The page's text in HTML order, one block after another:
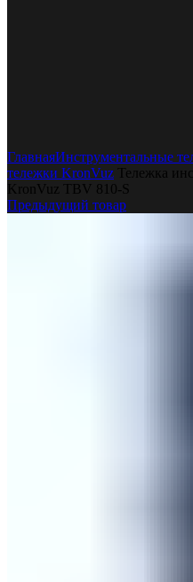
ГлавнаяИнструментальные
тележки KronVuz Тележка
KronVuz TBV 810-S
Предыдущий товар